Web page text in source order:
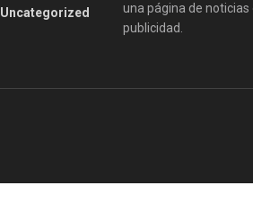
Uncategorized
una página de
publicidad.